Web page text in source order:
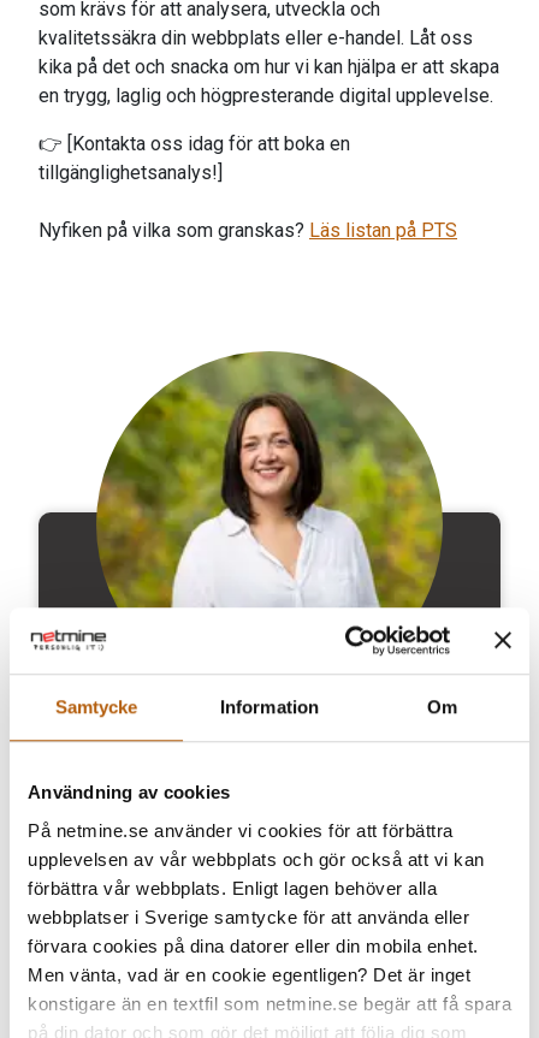
Samtycke Information Om
Användning av cookies
På netmine.se använder vi cookies för att förbättra
upplevelsen av vår webbplats och gör också att vi kan
förbättra vår webbplats. Enligt lagen behöver alla
webbplatser i Sverige samtycke för att använda eller
förvara cookies på dina datorer eller din mobila enhet.
Men vänta, vad är en cookie egentligen? Det är inget
konstigare än en textfil som netmine.se begär att få spara
på din dator och som gör det möjligt att följa dig som
som krävs för att analysera, utveckla och
kvalitetssäkra din webbplats eller e-handel. Låt oss
kika på det och snacka om hur vi kan hjälpa er att skapa
en trygg, laglig och högpresterande digital upplevelse.
👉 [Kontakta oss idag för att boka en
tillgänglighetsanalys!]
Nyfiken på vilka som granskas? Läs listan på PTS
Anne Gustavsson Löf
anne@netmine.se
0370-30 23 39